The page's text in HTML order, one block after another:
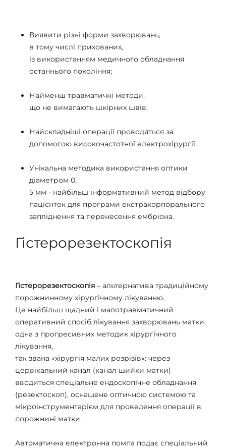
Виявити різні форми захворювань,
в тому числі прихованих,
із використанням медичного обладнання
останнього покоління;
Найменш травматичні методи,
що не вимагають шкірних швів;
Найскладніші операції проводяться за
допомогою високочастотної електрохірургії;
Унікальна методика використання оптики
діаметром 0,
5 мм - найбільш інформативний метод відбору
пацієнток для програми екстракорпорального
запліднення та перенесення ембріона.
Гістерорезектоскопія
Гістерорезектоскопія – альтернатива традиційному
порожнинному хірургічному лікуванню.
Це найбільш щадний і малотравматичний
оперативний спосіб лікування захворювань матки,
одна з прогресивних методик хірургічного
лікування,
так звана «хірургія малих розрізів»: через
цервікальний канал (канал шийки матки)
вводиться спеціальне ендоскопічне обладнання
(резектоскоп), оснащене оптичною системою та
мікроінструментарієм для проведення операції в
порожнині матки.
Автоматична електронна помпа подає спеціальний